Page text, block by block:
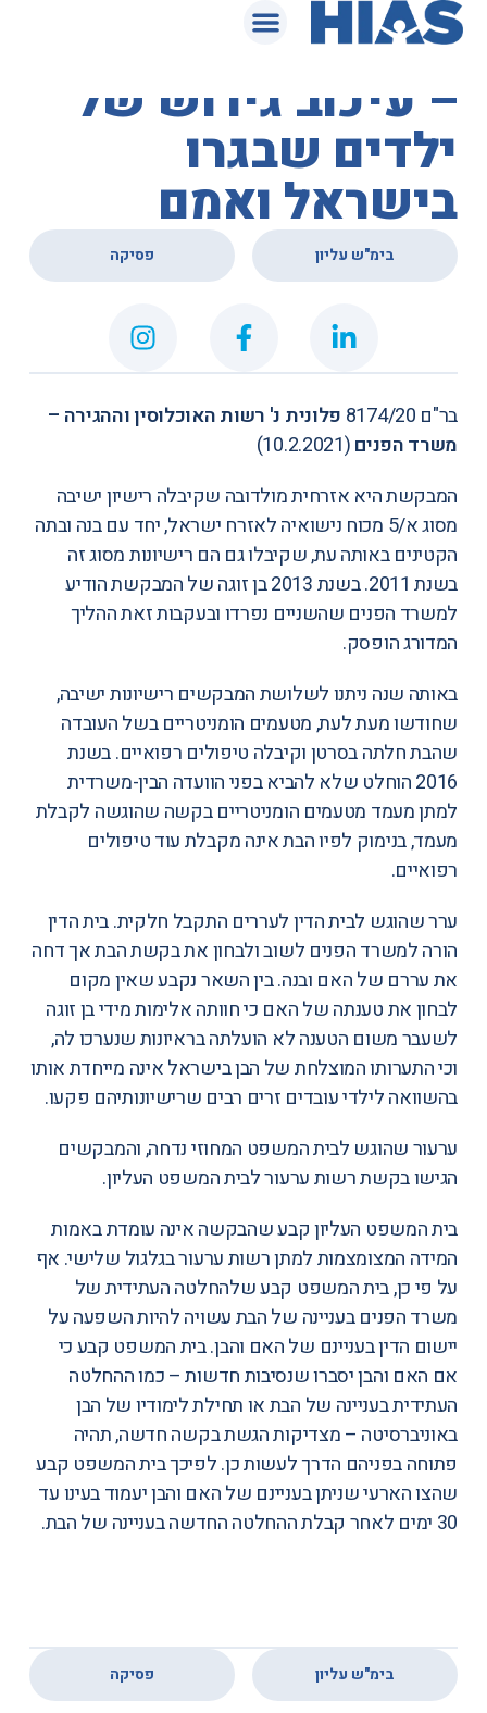
המאגר המשפטי
בית המשפט העליון
– עיכוב גירוש של
ילדים שבגרו
בישראל ואמם
בימ"ש עליון פסיקה
בר"ם 8174/20
פלונית נ' רשות האוכלוסין וההגירה –
משרד הפנים(10.2.2021)
המבקשת היא אזרחית מולדובה שקיבלה רישיון ישיבה
מסוג א/5 מכוח נישואיה לאזרח ישראל, יחד עם בנה ובתה
הקטינים באותה עת, שקיבלו גם הם רישיונות מסוג זה
בשנת 2011. בשנת 2013 בן זוגה של המבקשת הודיע
למשרד הפנים שהשניים נפרדו ובעקבות זאת ההליך
המדורג הופסק.
באותה שנה ניתנו לשלושת המבקשים רישיונות ישיבה,
שחודשו מעת לעת, מטעמים הומניטריים בשל העובדה
שהבת חלתה בסרטן וקיבלה טיפולים רפואיים. בשנת
2016 הוחלט שלא להביא בפני הוועדה הבין-משרדית
למתן מעמד מטעמים הומניטריים בקשה שהוגשה לקבלת
מעמד, בנימוק לפיו הבת אינה מקבלת עוד טיפולים
רפואיים.
ערר שהוגש לבית הדין לעררים התקבל חלקית. בית הדין
הורה למשרד הפנים לשוב ולבחון את בקשת הבת אך דחה
את עררם של האם ובנה. בין השאר נקבע שאין מקום
לבחון את טענתה של האם כי חוותה אלימות מידי בן זוגה
לשעבר משום הטענה לא הועלתה בראיונות שנערכו לה,
וכי התערותו המוצלחת של הבן בישראל אינה מייחדת אותו
בהשוואה לילדי עובדים זרים רבים שרישיונותיהם פקעו.
ערעור שהוגש לבית המשפט המחוזי נדחה, והמבקשים
הגישו בקשת רשות ערעור לבית המשפט העליון.
בית המשפט העליון קבע שהבקשה אינה עומדת באמות
המידה המצומצמות למתן רשות ערעור בגלגול שלישי. אף
על פי כן, בית המשפט קבע שלהחלטה העתידית של
משרד הפנים בעניינה של הבת עשויה להיות השפעה על
יישום הדין בעניינם של האם והבן. בית המשפט קבע כי
אם האם והבן יסברו שנסיבות חדשות – כמו ההחלטה
העתידית בעניינה של הבת או תחילת לימודיו של הבן
באוניברסיטה – מצדיקות הגשת בקשה חדשה, תהיה
פתוחה בפניהם הדרך לעשות כן. לפיכך בית המשפט קבע
שהצו הארעי שניתן בעניינם של האם והבן יעמוד בעינו עד
30 ימים לאחר קבלת ההחלטה החדשה בעניינה של הבת.
בימ"ש עליון פסיקה